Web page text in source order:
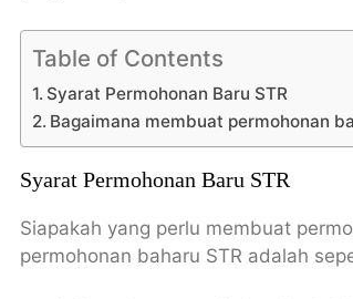
Table of Contents
Syarat Permohonan Baru STR
Bagaimana membuat permohonan
Syarat Permohonan Baru STR
Siapakah yang perlu membuat
permohonan baharu STR adalah